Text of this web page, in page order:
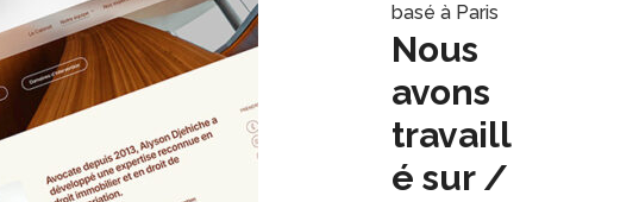
basé à Paris
Nous
avons
travaill
é sur /